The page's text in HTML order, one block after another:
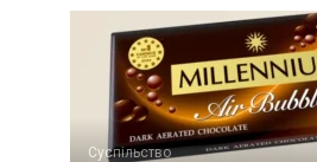
Суспільство